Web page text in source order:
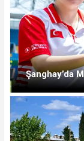
Şanghay’da